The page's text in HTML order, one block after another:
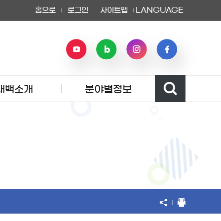
홈으로 로그인 사이트맵 LANGUAGE
백소개 분야별정보